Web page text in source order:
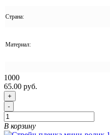
Страна:
Материал:
1000
65.00 руб.
+
-
В корзину